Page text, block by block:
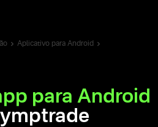
Aplicativo para Android
para Android